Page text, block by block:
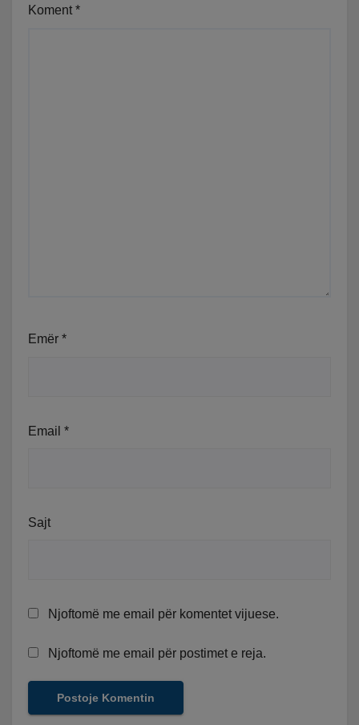
Koment *
Emër *
Email *
Sajt
Njoftomë me email për komentet vijuese.
Njoftomë me email për postimet e reja.